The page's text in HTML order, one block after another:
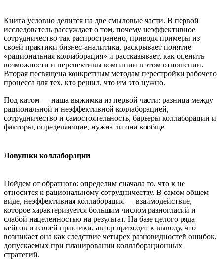
Книга условно делится на две смыловые части. В первой
исследователь рассуждает о том, почему неэффективное
сотрудничество так распространено, приводя примеры из
своей практики бизнес-аналитика, раскрывает понятие
«рациональная коллаборация» и рассказывает, как оценить
возможности и перспективы компании в этом отношении.
Вторая посвящена конкретным методам перестройки рабочего
процесса для тех, кто решил, что им это нужно.
Под катом — наша выжимка из первой части: разница между
рациональной и неэффективной коллаборацией,
сотрудничество и самостоятельность, барьеры коллаборации и
факторы, определяющие, нужна ли она вообще.
Ловушки коллаборации
Пойдем от обратного: определим сначала то, что к не
относится к рациональному сотрудничеству. В самом общем
виде, неэффективная коллаборация — взаимодействие,
которое характеризуется большим числом разногласий и
слабой нацеленностью на результат. На базе целого ряда
кейсов из своей практики, автор приходит к выводу, что
возникает она как следствие четырех разновидностей ошибок,
допускаемых при планировании коллаборационных
стратегий.